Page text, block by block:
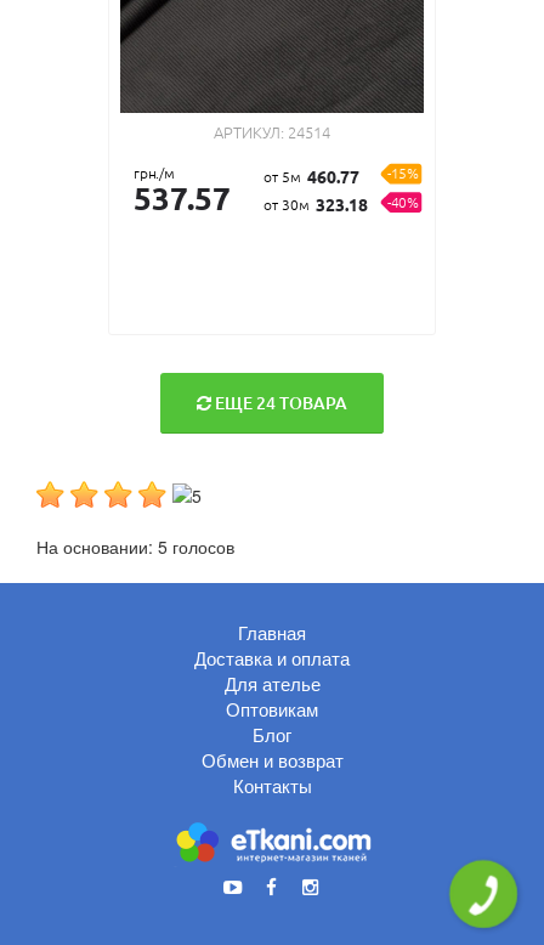
АРТИКУЛ: 24514
грн./м
537.57
от 5м 460.77
-15%
от 30м 323.18 -40%
ЕЩЕ 24 ТОВАРА
На основании: 5 голосов
Главная
Доставка и оплата
Для ателье
Оптовикам
Блог
Обмен и возврат
Контакты